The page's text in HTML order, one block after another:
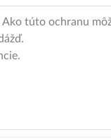
túto ochranu